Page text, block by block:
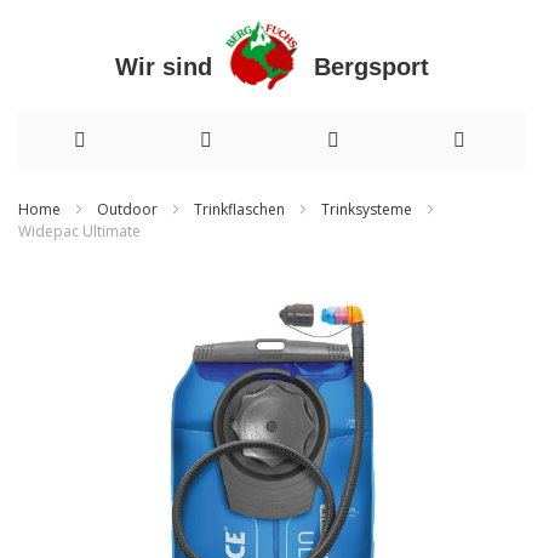
Wir sind Bergsport
zum
Home Outdoor Trinkflaschen
Trinksysteme
Widepac Ultimate